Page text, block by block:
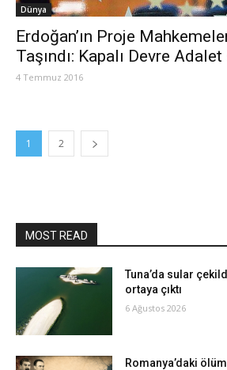
Dünya
Erdoğan’ın Proje
Taşındı: Kapalı Devre
4 Temmuz 2016
1 2
MOST READ
Tuna’da sular
ortaya çıktı
6 Ağustos 2026
Romanya’daki